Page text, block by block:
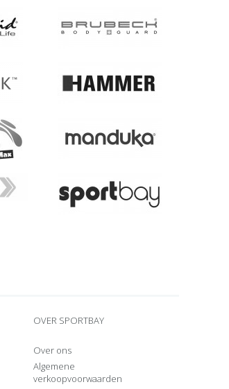
OVER SPORTBAY
Over ons
Algemene
verkoopvoorwaarden